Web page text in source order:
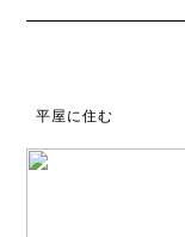
平屋に住む